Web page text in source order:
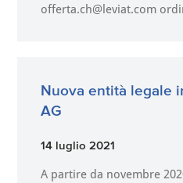
offerta.ch@leviat.com
Nuova entità legale
AG
14 luglio 2021
A partire da novembre